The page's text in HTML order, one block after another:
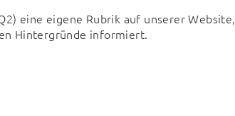
eine eigene Rubrik auf unserer Website,
Hintergründe informiert.